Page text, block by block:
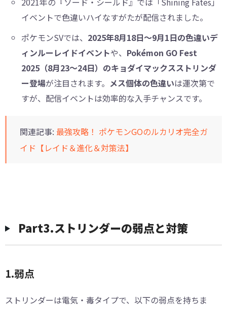
イベントで色違いハイなすがたが配信されました。
ポケモンSVでは、 2025年8月18日～9月1日の色違いデ
ィンルーレイドイベントや、 Pokémon GO Fest
2025（8月23～24日）のキョダイマックスストリンダ
ー登場が注目されます。 メス個体の色違いは運次第で
すが、配信イベントは効率的な入手チャンスです。
関連記事: 最強攻略！ ポケモンGOのルカリオ完全ガ
イド【レイド＆進化＆対策法】
Part3.ストリンダーの弱点と対策
1.弱点
ストリンダーは電気・毒タイプで、以下の弱点を持ちま